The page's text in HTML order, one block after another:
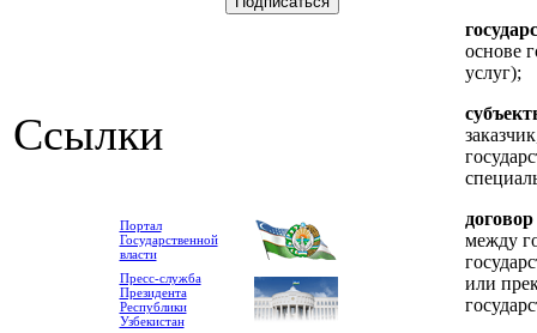
Ссылки
Портал
Государственной
власти
Пресс-служба
Президента
Республики
Узбекистан
основе
услуг);
между
или